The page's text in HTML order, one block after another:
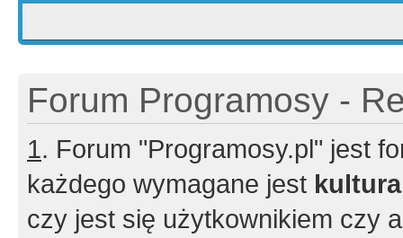
Forum Programosy -
1. Forum "Programosy.pl" jest
każdego wymagane jest
czy jest się użytkownikiem czy